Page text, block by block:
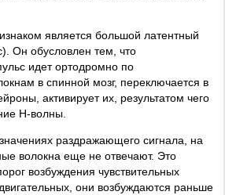
является большой латентный
Он обусловлен тем, что
идет ортодромно по
в спинной мозг, переключается в
активирует их, результатом чего
Н-волны.
раздражающего сигнала, на
волокна еще не отвечают. Это
возбуждения чувствительных
они возбуждаются раньше